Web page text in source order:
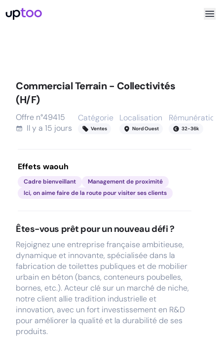
Commercial Terrain - Collectivités
(H/F)
Offre n°49415
Il y a 15 jours
Catégorie
Ventes
Localisation
Nord Ouest
Rémunération
32-36k
Effets waouh
Cadre bienveillant
Management de proximité
Ici, on aime faire de la route pour visiter ses clients
Êtes-vous prêt pour un nouveau défi ?
Rejoignez une entreprise française ambitieuse,
dynamique et innovante, spécialisée dans la
fabrication de toilettes publiques et de mobilier
urbain en béton (bancs, conteneurs poubelles,
bornes, etc.). Acteur clé sur un marché de niche,
notre client allie tradition industrielle et
innovation, avec un fort investissement en R&D
pour améliorer la qualité et la durabilité de ses
produits.